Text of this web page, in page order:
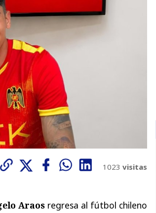
1023 visitas
Araos regresa al fútbol chileno